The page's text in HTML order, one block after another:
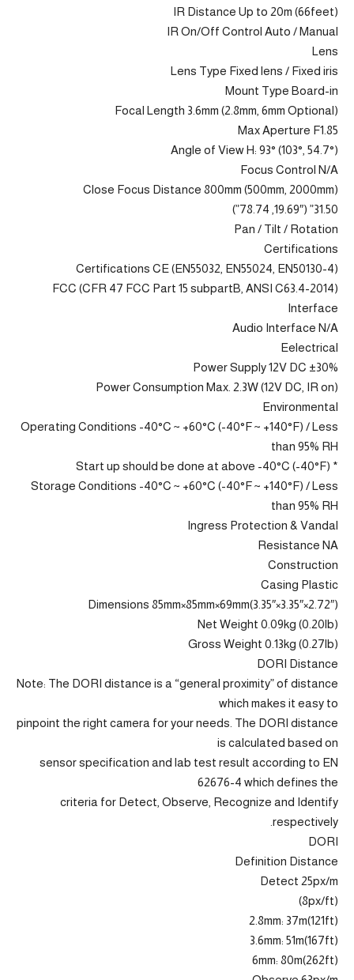
IR Distance Up to 20m (66feet)
IR On/Off Control Auto / Manual
Lens
Lens Type Fixed lens / Fixed iris
Mount Type Board-in
Focal Length 3.6mm (2.8mm, 6mm Optional)
Max Aperture F1.85
Angle of View H: 93° (103°, 54.7°)
Focus Control N/A
Close Focus Distance 800mm (500mm, 2000mm)
31.50” (19.69″, 78.74”)
Pan / Tilt / Rotation
Certifications
Certifications CE (EN55032, EN55024, EN50130-4)
FCC (CFR 47 FCC Part 15 subpartB, ANSI C63.4-2014)
Interface
Audio Interface N/A
Eelectrical
Power Supply 12V DC ±30%
Power Consumption Max. 2.3W (12V DC, IR on)
Environmental
Operating Conditions -40°C ~ +60°C (-40°F ~ +140°F) / Less
than 95% RH
* Start up should be done at above -40°C (-40°F)
Storage Conditions -40°C ~ +60°C (-40°F ~ +140°F) / Less
than 95% RH
Ingress Protection & Vandal
Resistance NA
Construction
Casing Plastic
Dimensions 85mm×85mm×69mm(3.35″×3.35″×2.72″)
Net Weight 0.09kg (0.20lb)
Gross Weight 0.13kg (0.27lb)
DORI Distance
Note: The DORI distance is a “general proximity” of distance
which makes it easy to
pinpoint the right camera for your needs. The DORI distance
is calculated based on
sensor specification and lab test result according to EN
62676-4 which defines the
criteria for Detect, Observe, Recognize and Identify
respectively.
DORI
Definition Distance
Detect 25px/m
(8px/ft)
2.8mm: 37m(121ft)
3.6mm: 51m(167ft)
6mm: 80m(262ft)